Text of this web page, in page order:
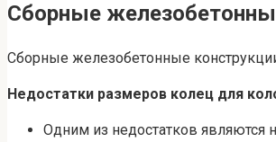
Сборные
Сборные железобетонные
Недостатки размеров колец для
Одним из недостатков